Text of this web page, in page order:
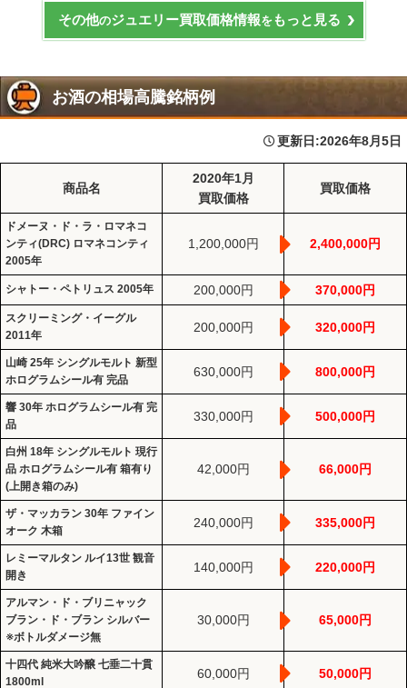
その他のジュエリー買取価格情報をもっと見る
お酒の相場高騰銘柄例
更新日:2026年8月5日
商品名
2020年1月
買取価格
買取価格
ドメーヌ・ド・ラ・ロマネコ
ンティ(DRC) ロマネコンティ
2005年
1,200,000円 2,400,000円
シャトー・ペトリュス 2005年 200,000円 370,000円
スクリーミング・イーグル
2011年
200,000円 320,000円
山崎 25年 シングルモルト 新型
ホログラムシール有 完品
630,000円 800,000円
響 30年 ホログラムシール有 完
品
330,000円 500,000円
白州 18年 シングルモルト 現行
品 ホログラムシール有 箱有り
(上開き箱のみ)
42,000円 66,000円
ザ・マッカラン 30年 ファイン
オーク 木箱
240,000円 335,000円
レミーマルタン ルイ13世 観音
開き
140,000円 220,000円
アルマン・ド・ブリニャック
ブラン・ド・ブラン シルバー
※ボトルダメージ無
30,000円 65,000円
十四代 純米大吟醸 七垂二十貫
1800ml
60,000円 50,000円